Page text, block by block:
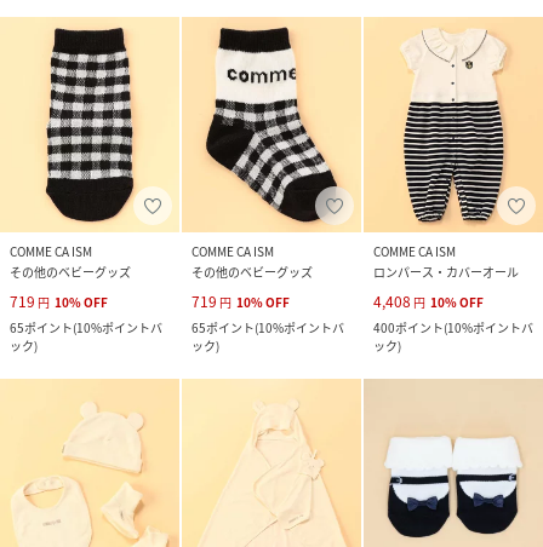
COMME CA ISM
その他のベビーグッズ
719 円 10%OFF
65ポイント(10%ポイントバ
ック)
COMME CA ISM
その他のベビーグッズ
719 円 10%OFF
65ポイント(10%ポイントバ
ック)
COMME CA ISM
ロンパース・カバーオール
4,408 円 10%OFF
400ポイント(10%ポイントバ
ック)